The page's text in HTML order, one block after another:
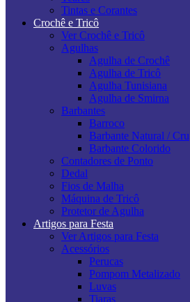
Tintas e Corantes
Crochê e Tricô
Ver Crochê e Tricô
Agulhas
Agulha de Crochê
Agulha de Tricô
Agulha Tunisiana
Agulha de Smirna
Barbantes
Barroco
Barbante Natural / Cru
Barbante Colorido
Contadores de Ponto
Dedal
Fios de Malha
Máquina de Tricô
Protetor de Agulha
Artigos para Festa
Ver Artigos para Festa
Acessórios
Perucas
Pompom Metalizado
Luvas
Tiaras